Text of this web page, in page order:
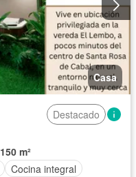
Casa
Destacado
150 m²
Cocina integral